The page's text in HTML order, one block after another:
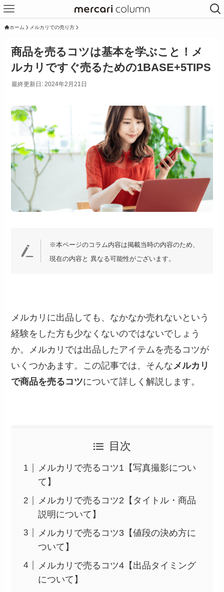
ホーム メルカリでの売り方
商品を売るコツは基本を学ぶこと！メ
ルカリですぐ売るための1BASE+5TIPS
最終更新日: 2024年2月21日
※本ページのコラム内容は掲載当時の内容のため、
現在の内容と 異なる可能性がございます。
メルカリに出品しても、なかなか売れないという
経験をした方も少なくないのではないでしょう
か。メルカリでは出品したアイテムを売るコツが
いくつかあます。この記事では、そんなメルカリ
で商品を売るコツについて詳しく解説します。
目次
メルカリで売るコツ1【写真撮影につい
て】
メルカリで売るコツ2【タイトル・商品
説明について】
メルカリで売るコツ3【値段の決め方に
ついて】
メルカリで売るコツ4【出品タイミング
について】